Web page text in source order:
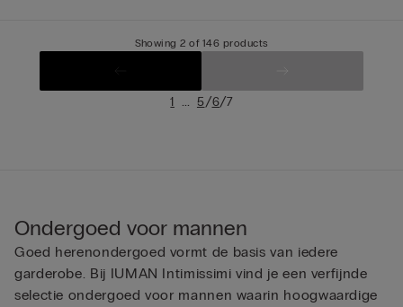
Showing 2 of 146 products
1 ... 5/6/7
Ondergoed voor mannen
Goed herenondergoed vormt de basis van iedere
garderobe. Bij IUMAN Intimissimi vind je een verfijnde
selectie ondergoed voor mannen waarin hoogwaardige